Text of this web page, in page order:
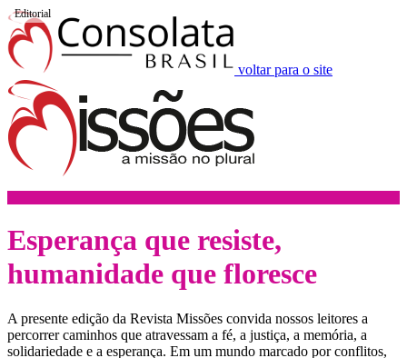
voltar para o site
Editorial
Esperança que resiste,
humanidade que floresce
A presente edição da Revista Missões convida nossos leitores a
percorrer caminhos que atravessam a fé, a justiça, a memória, a
solidariedade e a esperança. Em um mundo marcado por conflitos,